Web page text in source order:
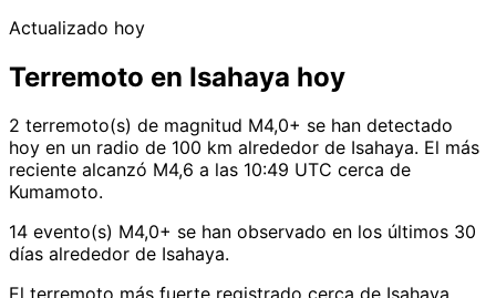
Actualizado hoy
Terremoto en Isahaya hoy
2 terremoto(s) de magnitud M4,0+ se han detectado
hoy en un radio de 100 km alrededor de Isahaya. El más
reciente alcanzó M4,6 a las 10:49 UTC cerca de
Kumamoto.
14 evento(s) M4,0+ se han observado en los últimos 30
días alrededor de Isahaya.